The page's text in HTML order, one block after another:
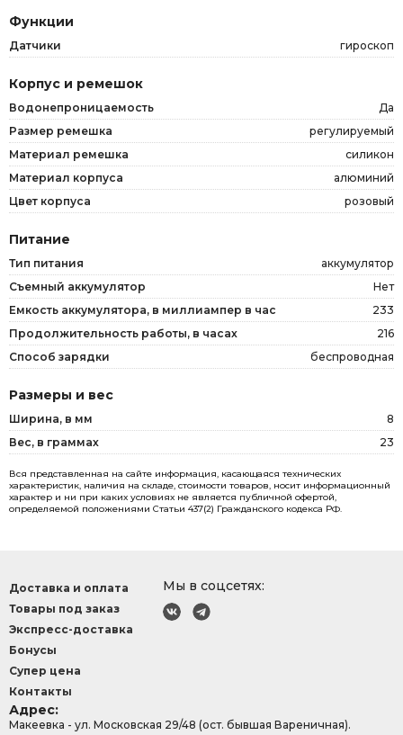
Функции
Датчики гироскоп
Корпус и ремешок
Водонепроницаемость
Да
Размер ремешка
регулируемый
Материал ремешка
силикон
Материал корпуса
алюминий
Цвет корпуса
розовый
Питание
Тип питания
аккумулятор
Съемный аккумулятор
Нет
Емкость аккумулятора, в миллиампер в час
233
Продолжительность работы, в часах
216
Способ зарядки
беспроводная
Размеры и вес
Ширина, в мм
8
Вес, в граммах
23
Вся представленная на сайте информация, касающаяся технических
характеристик, наличия на складе, стоимости товаров, носит информационный
характер и ни при каких условиях не является публичной офертой,
определяемой положениями Статьи 437(2) Гражданского кодекса РФ.
Мы в соцсетях:
Доставка и оплата
Товары под заказ
Экспресс-доставка
Бонусы
Супер цена
Контакты
Адрес:
Макеевка - ул. Московская 29/48 (ост. бывшая Вареничная).